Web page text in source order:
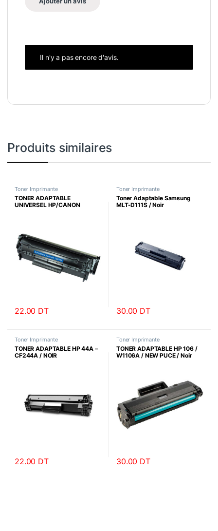
Il n'y a pas encore d'avis.
Produits similaires
Toner Imprimante
TONER ADAPTABLE
UNIVERSEL HP/CANON
22.00 DT
Toner Imprimante
Toner Adaptable Samsung
MLT-D111S / Noir
30.00 DT
Toner Imprimante
TONER ADAPTABLE HP 44A –
CF244A / NOIR
22.00 DT
Toner Imprimante
TONER ADAPTABLE HP 106 /
W1106A / NEW PUCE / Noir
30.00 DT